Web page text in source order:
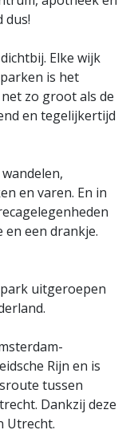
dus!
Elke wijk
is het
zo groot als de
en tegelijkertijd
en varen. En in
een drankje.
uitgeroepen
Rijn en is
tussen
Dankzij deze
Utrecht.